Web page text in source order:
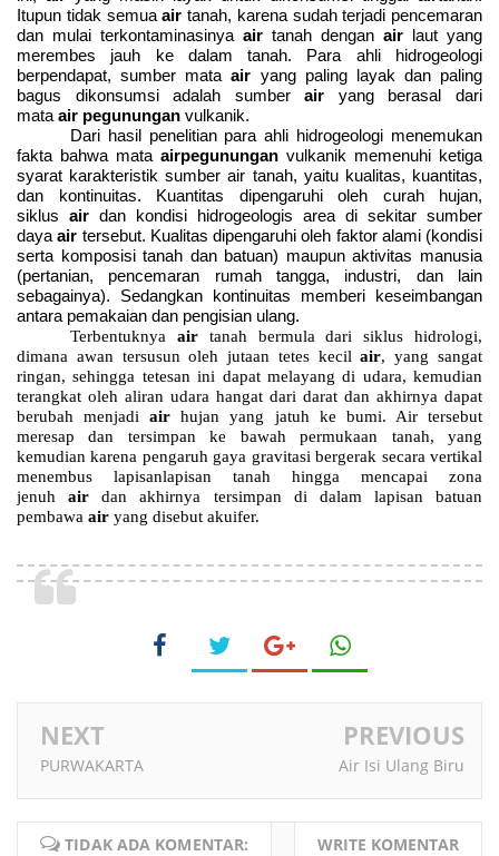
Itupun tidak semuaair tanah, karena sudah terjadi pencemaran
dan mulai terkontaminasinya air tanah dengan air laut yang
merembes jauh ke dalam tanah. Para ahli hidrogeologi
berpendapat, sumber mataair yang paling layak dan paling
bagus dikonsumsi adalah sumberair yang berasal dari
mata air pegunungan vulkanik.
Dari hasil penelitian para ahli hidrogeologi menemukan
fakta bahwa mata airpegunungan vulkanik memenuhi ketiga
syarat karakteristik sumber air tanah, yaitu kualitas, kuantitas,
dan kontinuitas. Kuantitas dipengaruhi oleh curah hujan,
siklus air dan kondisi hidrogeologis area di sekitar sumber
dayaair tersebut. Kualitas dipengaruhi oleh faktor alami (kondisi
serta komposisi tanah dan batuan) maupun aktivitas manusia
(pertanian, pencemaran rumah tangga, industri, dan lain
sebagainya). Sedangkan kontinuitas memberi keseimbangan
antara pemakaian dan pengisian ulang.
Terbentuknya airtanah bermula dari siklus hidrologi,
dimana awan tersusun oleh jutaan tetes kecilair, yang sangat
ringan, sehingga tetesan ini dapat melayang di udara, kemudian
terangkat oleh aliran udara hangat dari darat dan akhirnya dapat
berubah menjadiair hujan yang jatuh ke bumi. Air tersebut
meresap dan tersimpan ke bawah permukaan tanah, yang
kemudian karena pengaruh gaya gravitasi bergerak secara vertikal
menembus lapisanlapisan tanah hingga mencapai zona
jenuhair dan akhirnya tersimpan di dalam lapisan batuan
pembawa air yang disebut akuifer.
NEXT
PURWAKARTA
PREVIOUS
Air Isi Ulang Biru
TIDAK ADA KOMENTAR: WRITE KOMENTAR